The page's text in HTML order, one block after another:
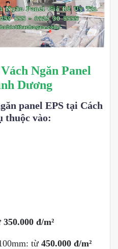
Ngăn Panel
Dương
panel EPS tại Cách
thuộc vào:
350.000 đ/m²
từ 450.000 đ/m²